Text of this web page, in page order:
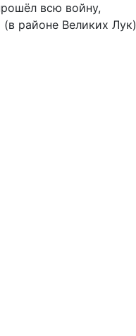
всю войну,
районе Великих Лук)